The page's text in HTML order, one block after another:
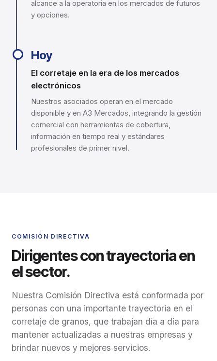
alcance a la operatoria en los mercados de futuros
y opciones.
Hoy
El corretaje en la era de los mercados
electrónicos
Nuestros asociados operan en el mercado
disponible y en A3 Mercados, integrando la gestión
comercial con herramientas de cobertura,
información en tiempo real y estándares
profesionales de primer nivel.
COMISIÓN DIRECTIVA
Dirigentes con trayectoria en
el sector.
Nuestra Comisión Directiva está conformada por
personas con una importante trayectoria en el
corretaje de granos, que trabajan día a día para
mantener actualizadas a nuestras empresas y
brindar nuevos y mejores servicios.